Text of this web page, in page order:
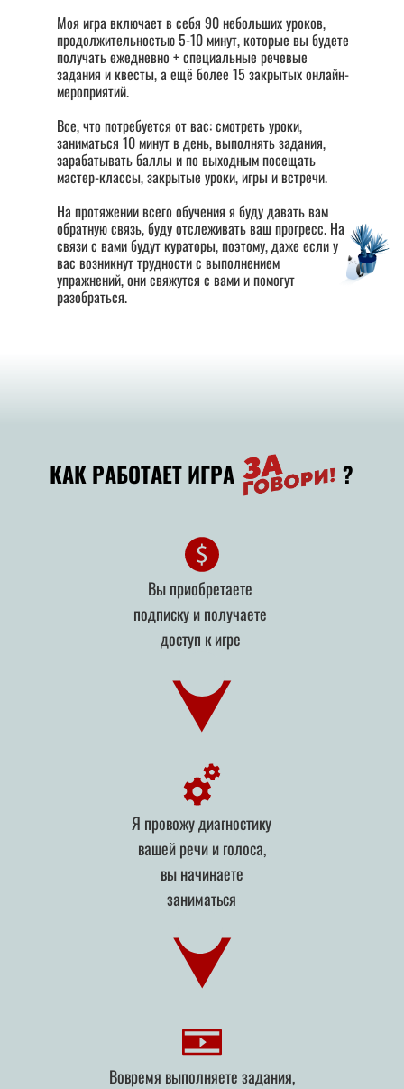
Моя игра включает в себя 90 небольших уроков,
продолжительностью 5-10 минут, которые вы будете
получать ежедневно + специальные речевые
задания и квесты, а ещё более 15 закрытых онлайн-
мероприятий.
Все, что потребуется от вас: смотреть уроки,
заниматься 10 минут в день, выполнять задания,
зарабатывать баллы и по выходным посещать
мастер-классы, закрытые уроки, игры и встречи.
На протяжении всего обучения я буду давать вам
обратную связь, буду отслеживать ваш прогресс. На
связи с вами будут кураторы, поэтому, даже если у
вас возникнут трудности с выполнением
упражнений, они свяжутся с вами и помогут
разобраться.
КАК РАБОТАЕТ ИГРА ?
Я провожу диагностику
вашей речи и голоса,
вы начинаете
заниматься
Вы приобретаете
подписку и получаете
доступ к игре
Вовремя выполняете задания,